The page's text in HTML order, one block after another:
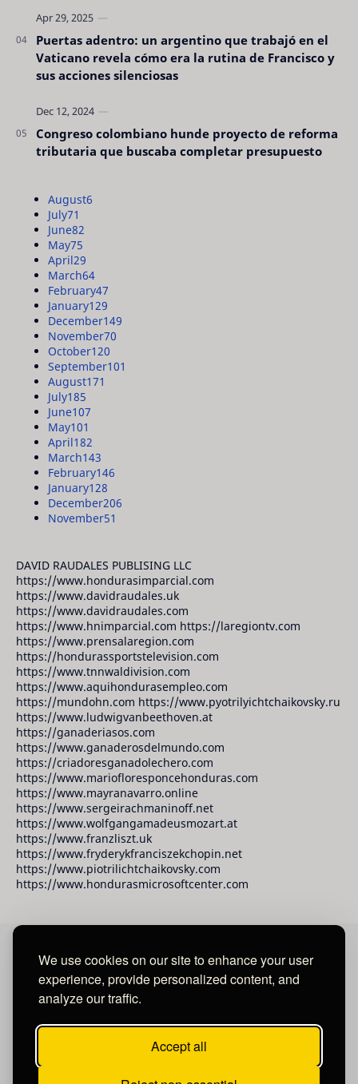
We use cookies on our site to enhance your user
experience, provide personalized content, and
analyze our traffic.
Accept all
Puertas adentro: un argentino que trabajó en el
Vaticano revela cómo era la rutina de Francisco y
sus acciones silenciosas
Congreso colombiano hunde proyecto de reforma
tributaria que buscaba completar presupuesto
August6
July71
June82
May75
April29
March64
February47
January129
December149
November70
October120
September101
August171
July185
June107
May101
April182
March143
February146
January128
December206
November51
DAVID RAUDALES PUBLISING LLC
https://www.hondurasimparcial.com
https://www.davidraudales.uk
https://www.davidraudales.com
https://www.hnimparcial.com https://laregiontv.com
https://www.prensalaregion.com
https://hondurassportstelevision.com
https://www.tnnwaldivision.com
https://www.aquihondurasempleo.com
https://mundohn.com https://www.pyotrilyichtchaikovsky.ru
https://www.ludwigvanbeethoven.at
https://ganaderiasos.com
https://www.ganaderosdelmundo.com
https://criadoresganadolechero.com
https://www.mariofloresponcehonduras.com
https://www.mayranavarro.online
https://www.sergeirachmaninoff.net
https://www.wolfgangamadeusmozart.at
https://www.franzliszt.uk
https://www.fryderykfranciszekchopin.net
https://www.piotrilichtchaikovsky.com
https://www.hondurasmicrosoftcenter.com
David Raudales Publishing LLC
Salvador.